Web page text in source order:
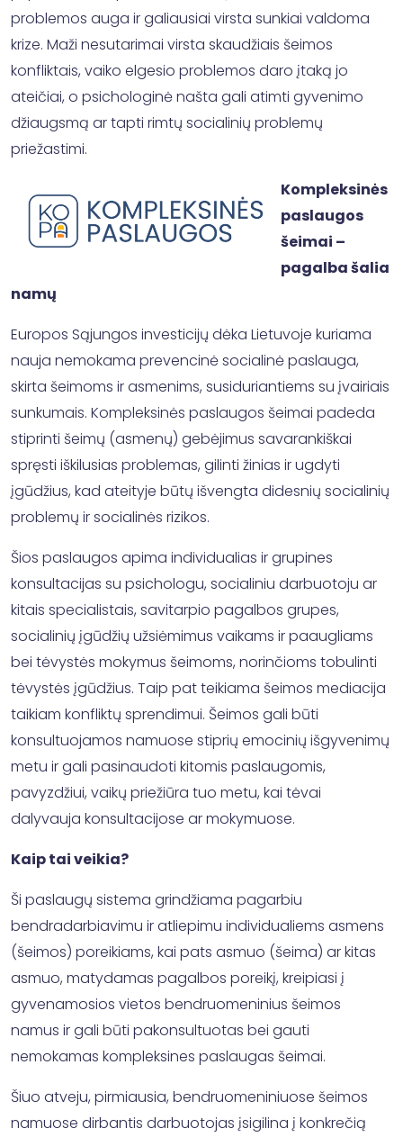
problemos auga ir galiausiai virsta sunkiai valdoma
krize. Maži nesutarimai virsta skaudžiais šeimos
konfliktais, vaiko elgesio problemos daro įtaką jo
ateičiai, o psichologinė našta gali atimti gyvenimo
džiaugsmą ar tapti rimtų socialinių problemų
priežastimi.
Kompleksinės
paslaugos
šeimai –
pagalba šalia
namų
Europos Sąjungos investicijų dėka Lietuvoje kuriama
nauja nemokama prevencinė socialinė paslauga,
skirta šeimoms ir asmenims, susiduriantiems su įvairiais
sunkumais. Kompleksinės paslaugos šeimai padeda
stiprinti šeimų (asmenų) gebėjimus savarankiškai
spręsti iškilusias problemas, gilinti žinias ir ugdyti
įgūdžius, kad ateityje būtų išvengta didesnių socialinių
problemų ir socialinės rizikos.
Šios paslaugos apima individualias ir grupines
konsultacijas su psichologu, socialiniu darbuotoju ar
kitais specialistais, savitarpio pagalbos grupes,
socialinių įgūdžių užsiėmimus vaikams ir paaugliams
bei tėvystės mokymus šeimoms, norinčioms tobulinti
tėvystės įgūdžius. Taip pat teikiama šeimos mediacija
taikiam konfliktų sprendimui. Šeimos gali būti
konsultuojamos namuose stiprių emocinių išgyvenimų
metu ir gali pasinaudoti kitomis paslaugomis,
pavyzdžiui, vaikų priežiūra tuo metu, kai tėvai
dalyvauja konsultacijose ar mokymuose.
Kaip tai veikia?
Ši paslaugų sistema grindžiama pagarbiu
bendradarbiavimu ir atliepimu individualiems asmens
(šeimos) poreikiams, kai pats asmuo (šeima) ar kitas
asmuo, matydamas pagalbos poreikį, kreipiasi į
gyvenamosios vietos bendruomeninius šeimos
namus ir gali būti pakonsultuotas bei gauti
nemokamas kompleksines paslaugas šeimai.
Šiuo atveju, pirmiausia, bendruomeniniuose šeimos
namuose dirbantis darbuotojas įsigilina į konkrečią